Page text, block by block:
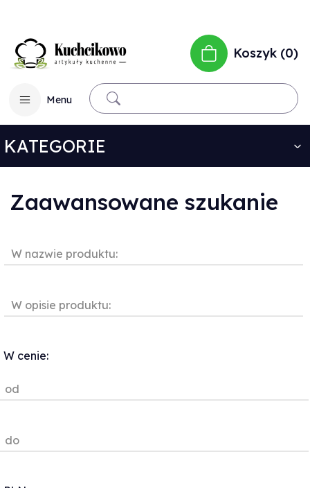
Menu
Koszyk 0
KATEGORIE
Zaawansowane szukanie
W nazwie produktu:
W opisie produktu:
W cenie:
od
do